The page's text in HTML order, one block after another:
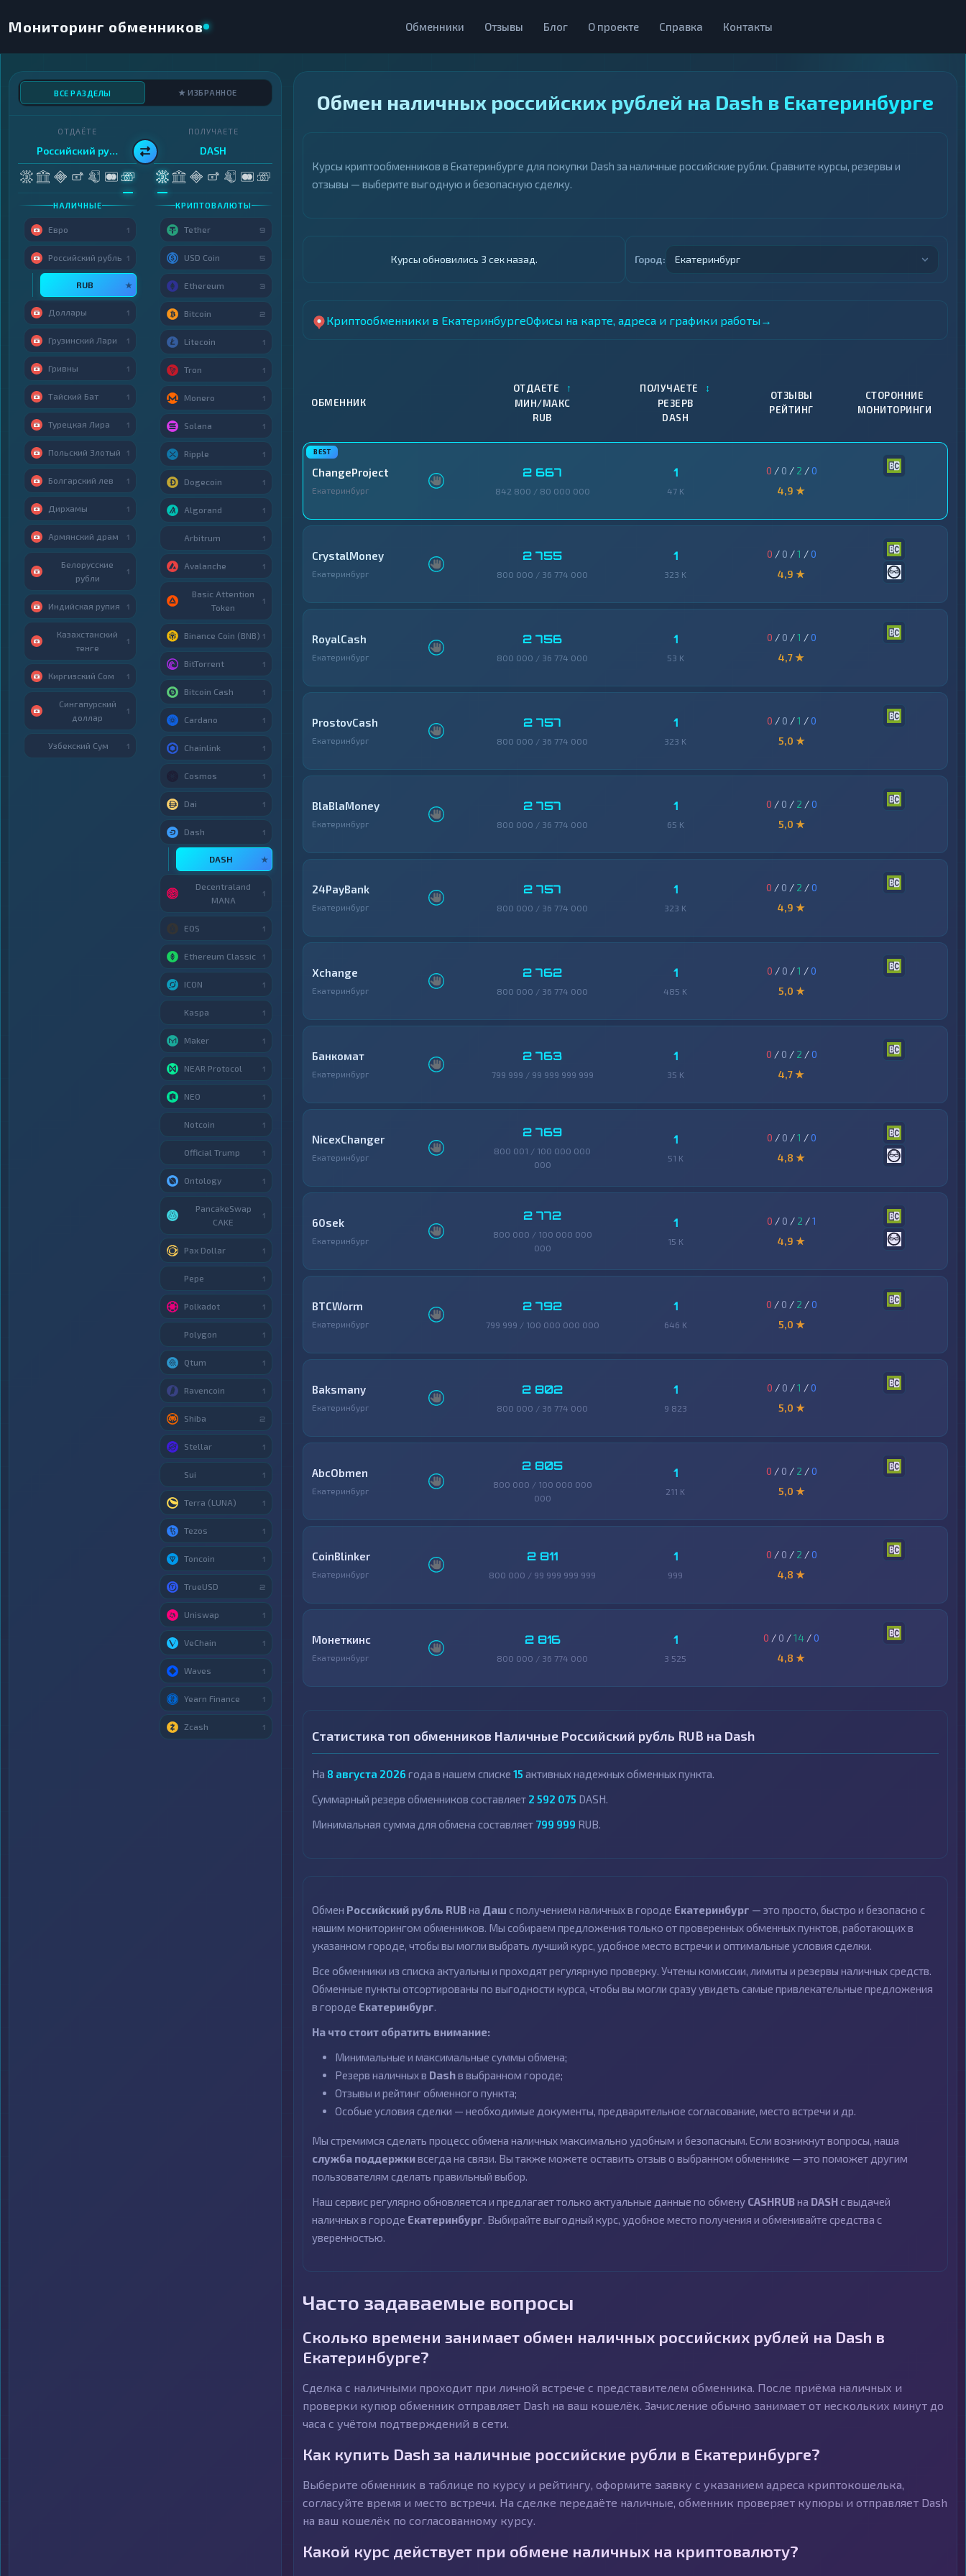
Мониторинг обменников Обменники Отзывы Блог О проекте Справка Контакты
Обмен наличных российских рублей на Dash в Екатеринбурге
Курсы криптообменников в Екатеринбурге для покупки Dash за наличные российские рубли. Сравните курсы, резервы и
отзывы — выберите выгодную и безопасную сделку.
Курсы обновились 4 сек назад. Город: Екатеринбург
Криптообменники в ЕкатеринбургеОфисы на карте, адреса и графики работы →
ОБМЕННИК
ОТДАЕТЕ ↑
МИН/МАКС
RUB
ПОЛУЧАЕТЕ ↕
РЕЗЕРВ
DASH
ОТЗЫВЫ
РЕЙТИНГ
СТОРОННИЕ
МОНИТОРИНГИ
ChangeProject
Екатеринбург
2 667
842 800 / 80 000 000
1
47 K
0 / 0 / 2 /0
4,9 ★
CrystalMoney
Екатеринбург
2 755
800 000 / 36 774 000
1
323 K
0 / 0 /1 /0
4,9 ★
RoyalCash
Екатеринбург
2 756
800 000 / 36 774 000
1
53 K
0 / 0 /1 /0
4,7 ★
ProstovCash
Екатеринбург
2 757
800 000 / 36 774 000
1
323 K
0 / 0 /1 /0
5,0 ★
BlaBlaMoney
Екатеринбург
2 757
800 000 / 36 774 000
1
65 K
0 / 0 / 2 /0
5,0 ★
24PayBank
Екатеринбург
2 757
800 000 / 36 774 000
1
323 K
0 / 0 / 2 /0
4,9 ★
Xchange
Екатеринбург
2 762
800 000 / 36 774 000
1
485 K
0 / 0 /1 /0
5,0 ★
Банкомат
Екатеринбург
2 763
799 999 / 99 999 999 999
1
35 K
0 / 0 / 2 /0
4,7 ★
NicexChanger
Екатеринбург
2 769
800 001 / 100 000 000
000
1
51 K
0 / 0 /1 /0
4,8 ★
60sek
Екатеринбург
2 772
800 000 / 100 000 000
000
1
15 K
0 / 0 / 2 /1
4,9 ★
BTCWorm
Екатеринбург
2 792
799 999 / 100 000 000 000
1
646 K
0 / 0 / 2 /0
5,0 ★
Baksmany
Екатеринбург
2 802
800 000 / 36 774 000
1
9 823
0 / 0 /1 /0
5,0 ★
AbcObmen
Екатеринбург
2 805
800 000 / 100 000 000
000
1
211 K
0 / 0 / 2 /0
5,0 ★
CoinBlinker
Екатеринбург
2 811
800 000 / 99 999 999 999
1
999
0 / 0 / 2 /0
4,8 ★
Монеткинс
Екатеринбург
2 816
800 000 / 36 774 000
1
3 525
0 / 0 /14 /0
4,8 ★
Статистика топ обменников Наличные Российский рубль RUB на Dash
На 8 августа 2026 года в нашем списке 15 активных надежных обменных пункта.
Суммарный резерв обменников составляет 2 592 075 DASH.
Минимальная сумма для обмена составляет 799 999 RUB.
Обмен Российский рубль RUBна Даш с получением наличных в городе Екатеринбург — это просто, быстро и безопасно с
нашим мониторингом обменников. Мы собираем предложения только от проверенных обменных пунктов, работающих в
указанном городе, чтобы вы могли выбрать лучший курс, удобное место встречи и оптимальные условия сделки.
Все обменники из списка актуальны и проходят регулярную проверку. Учтены комиссии, лимиты и резервы наличных средств.
Обменные пункты отсортированы по выгодности курса, чтобы вы могли сразу увидеть самые привлекательные предложения
в городе Екатеринбург.
На что стоит обратить внимание:
Минимальные и максимальные суммы обмена;
Резерв наличных в Dashв выбранном городе;
Отзывы и рейтинг обменного пункта;
Особые условия сделки — необходимые документы, предварительное согласование, место встречи и др.
Мы стремимся сделать процесс обмена наличных максимально удобным и безопасным. Если возникнут вопросы, наша
служба поддержкивсегда на связи. Вы также можете оставить отзыв о выбранном обменнике — это поможет другим
пользователям сделать правильный выбор.
Наш сервис регулярно обновляется и предлагает только актуальные данные по обмену CASHRUBна DASHс выдачей
наличных в городе Екатеринбург. Выбирайте выгодный курс, удобное место получения и обменивайте средства с
уверенностью.
Часто задаваемые вопросы
Сколько времени занимает обмен наличных российских рублей на Dash в
Екатеринбурге?
Сделка с наличными проходит при личной встрече с представителем обменника. После приёма наличных и
проверки купюр обменник отправляет Dash на ваш кошелёк. Зачисление обычно занимает от нескольких минут до
часа с учётом подтверждений в сети.
Как купить Dash за наличные российские рубли в Екатеринбурге?
Выберите обменник в таблице по курсу и рейтингу, оформите заявку с указанием адреса криптокошелька,
согласуйте время и место встречи. На сделке передаёте наличные, обменник проверяет купюры и отправляет Dash
на ваш кошелёк по согласованному курсу.
Какой курс действует при обмене наличных на криптовалюту?
ВСЕ РАЗДЕЛЫ ★ ИЗБРАННОЕ
ОТДАЁТЕ
Российский рубль
НАЛИЧНЫЕ
Евро 1
Российский рубль 1
RUB ★
Доллары 1
Грузинский Лари 1
Гривны 1
Тайский Бат 1
Турецкая Лира 1
Польский Злотый 1
Болгарский лев 1
Дирхамы 1
Армянский драм 1
Белорусские
рубли
1
Индийская рупия 1
Казахстанский
тенге
1
Киргизский Сом 1
Сингапурский
доллар
1
Узбекский Сум 1
ПОЛУЧАЕТЕ
DASH
КРИПТОВАЛЮТЫ
Tether 9
USD Coin 5
Ethereum 3
Bitcoin 2
Litecoin 1
Tron 1
Monero 1
Solana 1
Ripple 1
Dogecoin 1
Algorand 1
Arbitrum 1
Avalanche 1
Basic Attention
Token
1
Binance Coin (BNB) 1
BitTorrent 1
Bitcoin Cash 1
Cardano 1
Chainlink 1
Cosmos 1
Dai 1
Dash 1
DASH ★
Decentraland
MANA
1
EOS 1
Ethereum Classic 1
ICON 1
Kaspa 1
Maker 1
NEAR Protocol 1
NEO 1
Notcoin 1
Official Trump 1
Ontology 1
PancakeSwap
CAKE
1
Pax Dollar 1
Pepe 1
Polkadot 1
Polygon 1
Qtum 1
Ravencoin 1
Shiba 2
Stellar 1
Sui 1
Terra (LUNA) 1
Tezos 1
Toncoin 1
TrueUSD 2
Uniswap 1
VeChain 1
Waves 1
Yearn Finance 1
Zcash 1